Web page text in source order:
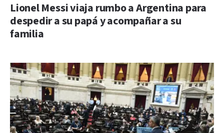
Lionel Messi viaja rumbo a Argentina para
despedir a su papá y acompañar a su
familia